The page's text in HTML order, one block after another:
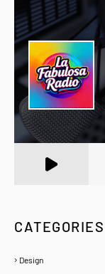
CATEGORIES
Design